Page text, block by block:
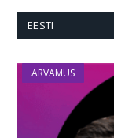
EESTI
ARVAMUS